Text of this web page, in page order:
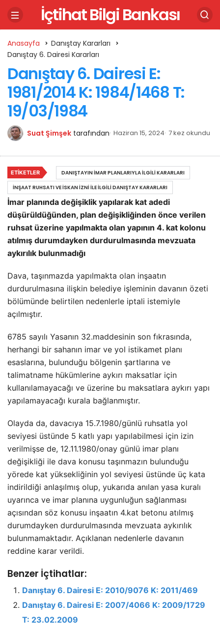
İçtihat Bilgi Bankası
Anasayfa
Danıştay Kararları
Danıştay 6. Dairesi Kararları
Danıştay 6. Dairesi E:
1981/2014 K: 1984/1468 T:
19/03/1984
Suat Şimşek tarafından Haziran 15, 2024 7 kez okundu
İmar planında değişiklik yapılarak kat adedi
düşürüldüğünden, plan değişikliğinden önce verilen
ruhsat üzerine yapılmakta olan yapının 4. kat kolonu
atılmış durumdayken durdurulmasında mevzuata
aykırılık bulunmadığı
Dava, taşınmazda yapılmakta olan inşaatın
durdurulmasına ilişkin belediye işleminin davanın özeti
bölümünde belirtilen nedenlerle iptali istemiyle
açılmıştır.
6785 sayılı Yasanın 32.maddesinin son fıkrasında,
herhangi bir sahanın imar ve yol istikamet planı
esaslarına, bulunduğu bölgenin şartlarına ve
talimatname hükümlerine aykırı maksatlar için
kullanılamayacağı ve üzerine bu maksatlara aykırı yapı
yapılamayacağı kurala bağlanmıştır.
Olayda da, davacıya 15.7.1980/günlü ruhsatla yol
seviyesi üstünde 5 katlı yapı yapılabilmesi için izin
verilmişse de, 12.11.1980/onay günlü imar planı
değişikliği ile dava konusu taşınmazın bulunduğu
yörede kat yüksekliğinin yol seviyesi üstünde üç kata
indirildiği anlaşılmış olup, yukarıda anılan yasa kuralı
uyarınca ve imar planına uygunluğun sağlanması
açısından söz konusu inşaatın 4.kat betonu atılmış
durumdayken durdurulmasında mevzuata aykırılık
bulunmamaktadır. Açıklanan nedenlerle davanın
reddine karar verildi.
Benzer İçtihatlar:
Danıştay 6. Dairesi E: 2010/9076 K: 2011/469
Danıştay 6. Dairesi E: 2007/4066 K: 2009/1729
T: 23.02.2009
ETIKETLER
DANIŞTAYIN İMAR PLANLARIYLA İLGILI KARARLARI
İNŞAAT RUHSATI VE İSKAN İZNI ILE İLGILI DANIŞTAY KARARLARI